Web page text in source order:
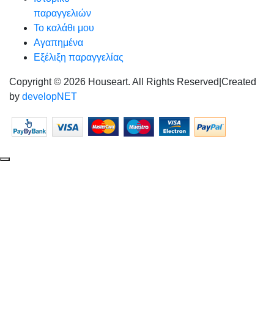
παραγγελιών
Το καλάθι μου
Αγαπημένα
Εξέλιξη παραγγελίας
Copyright © 2026 Houseart. All Rights Reserved Created
by developNET